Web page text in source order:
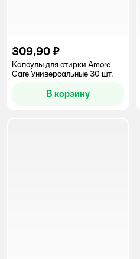
309,90 ₽
Капсулы для стирки Amore
Care Универсальные 30 шт.
В корзину